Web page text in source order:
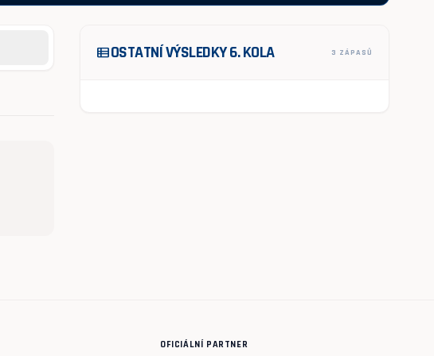
view_listOSTATNÍ VÝSLEDKY 6. KOLA 3 ZÁPASŮ
OFICIÁLNÍ PARTNER